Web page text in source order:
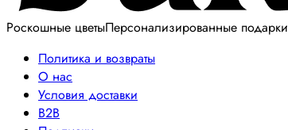
Роскошные цветыПерсонализированные подарки
Политика и возвраты
О нас
Условия доставки
B2B